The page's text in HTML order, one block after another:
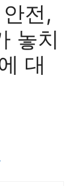
전,
놓치
대